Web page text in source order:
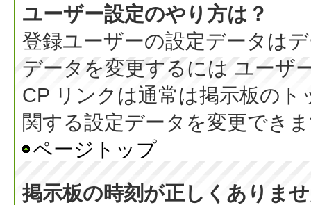
ユーザー設定のやり方は？
登録ユーザーの設定データは
データを変更するには ユーザ
CP リンクは通常は掲示板の
関する設定データを変更でき
ページトップ
掲示板の時刻が正しくありま